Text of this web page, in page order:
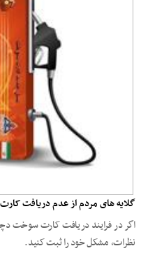
گلایه های مردم از عدم دریافت
اگر در فرایند دریافت کارت سوخت
نظرات، مشکل خود را ثبت کنید.